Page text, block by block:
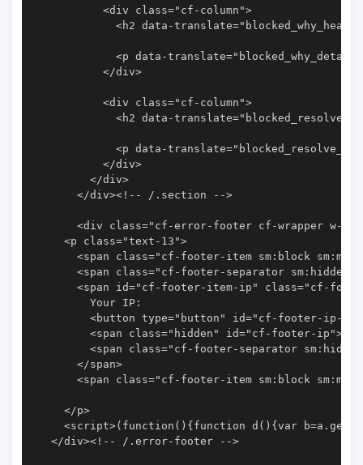
          <div class="cf-column">
<h2 data-
<p data-
          </div>
          <div class="cf-column">
<h2 data-
<p data-
          </div>
        </div>
      </div><!-- /.section -->
<div class="cf-error-footer cf-wrapper w-
    <p class="text-13">
<span class="cf-footer-item sm:block
<span class="cf-footer-separator
<span id="cf-footer-item-ip" class="cf-
        Your IP:
<button type="button" id="cf-footer-ip-
<span class="hidden" id="cf-footer-
<span class="cf-footer-separator
      </span>
<span class="cf-footer-item sm:block
    </p>
<script>(function(){function d(){var
  </div><!-- /.error-footer -->